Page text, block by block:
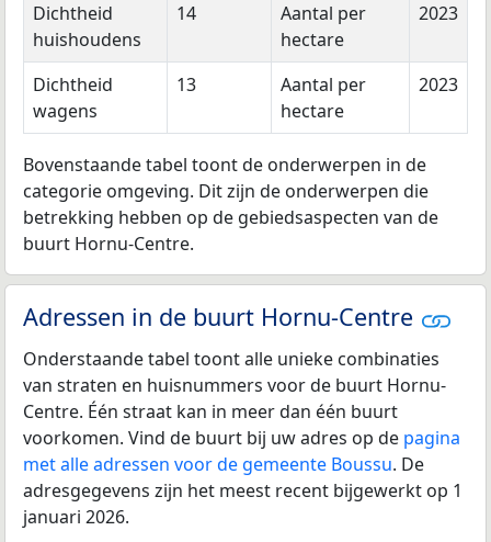
Dichtheid
huishoudens
14
Aantal per
hectare
2023
Dichtheid
wagens
13
Aantal per
hectare
2023
Bovenstaande tabel toont de onderwerpen in de
categorie omgeving. Dit zijn de onderwerpen die
betrekking hebben op de gebiedsaspecten van de
buurt Hornu-Centre.
Adressen in de buurt Hornu-Centre
Onderstaande tabel toont alle unieke combinaties
van straten en huisnummers voor de buurt Hornu-
Centre. Één straat kan in meer dan één buurt
voorkomen. Vind de buurt bij uw adres op de pagina
met alle adressen voor de gemeente Boussu. De
adresgegevens zijn het meest recent bijgewerkt op 1
januari 2026.